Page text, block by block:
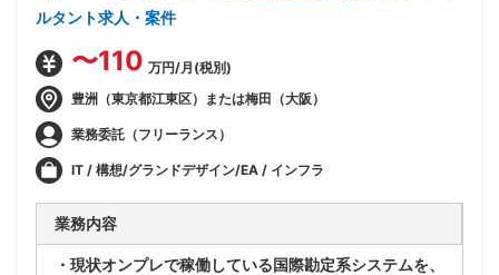
ルタント求人・案件
〜110 万円/月(税別)
豊洲（東京都江東区）または梅田（大阪）
業務委託（フリーランス）
IT / 構想/グランドデザイン/EA / インフラ
業務内容
・現状オンプレで稼働している国際勘定系システムを、